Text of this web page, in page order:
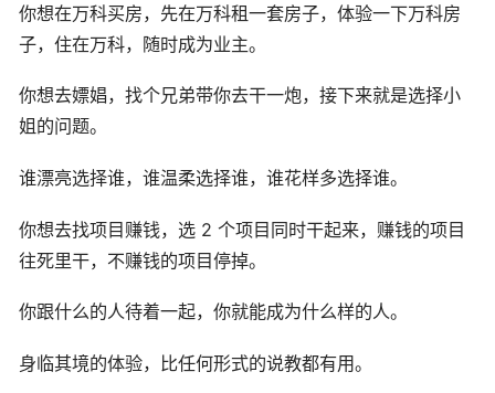
你想在万科买房，先在万科租一套房子，体验一下万科房
子，住在万科，随时成为业主。
你想去嫖娼，找个兄弟带你去干一炮，接下来就是选择小
姐的问题。
谁漂亮选择谁，谁温柔选择谁，谁花样多选择谁。
你想去找项目赚钱，选 2 个项目同时干起来，赚钱的项目
往死里干，不赚钱的项目停掉。
你跟什么的人待着一起，你就能成为什么样的人。
身临其境的体验，比任何形式的说教都有用。